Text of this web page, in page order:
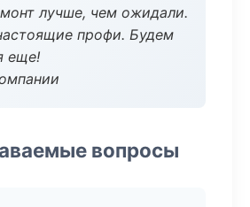
лучше, чем ожидали.
профи. Будем
еще!
вопросы